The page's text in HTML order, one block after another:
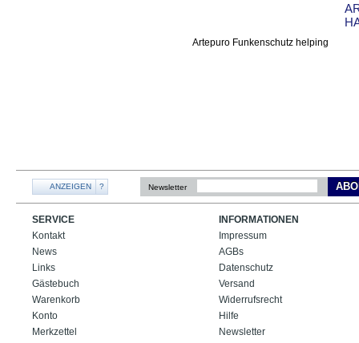
ANZEIGEN ? Newsletter
SERVICE
Kontakt
News
Links
Gästebuch
Warenkorb
Konto
Merkzettel
INFORMATIONEN
Impressum
AGBs
Datenschutz
Versand
Widerrufsrecht
Hilfe
Newsletter